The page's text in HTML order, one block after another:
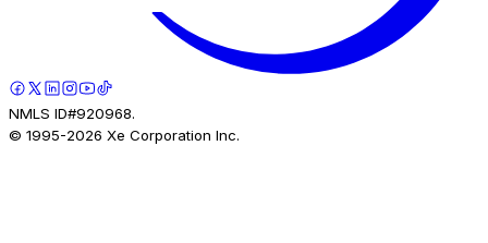
NMLS ID#920968.
© 1995-2026 Xe Corporation Inc.